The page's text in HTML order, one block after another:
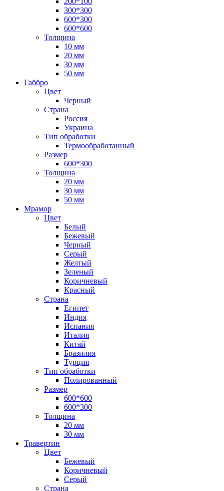
300*300
600*300
600*600
Толщина
10 мм
20 мм
30 мм
50 мм
Габбро
Цвет
Черный
Страна
Россия
Украина
Тип обработки
Термообработанный
Размер
600*300
Толщина
20 мм
30 мм
50 мм
Мрамор
Цвет
Белый
Бежевый
Черный
Серый
Желтый
Зеленый
Коричневый
Красный
Страна
Египет
Индия
Испания
Италия
Китай
Бразилия
Турция
Тип обработки
Полированный
Размер
600*600
600*300
Толщина
20 мм
30 мм
Травертин
Цвет
Бежевый
Коричневый
Серый
Страна